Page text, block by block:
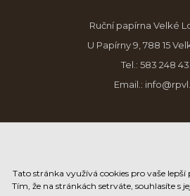
Ruční papírna Velké
U Papírny 9, 788 15
Tel.: 583 248
Email.:
Tato stránka využívá cookies pro vaše
Tím, že na stránkách setrváte, souhlasíte s